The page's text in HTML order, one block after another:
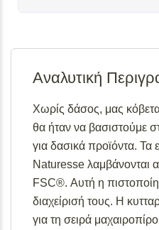
Διαθέσιμο κατόπιν
ημερομηνία εξόφλησης της
Σε απόθεμα (επιπλέον
παραγγελίας):Μερική
για αποστολή και το
την ημερομηνία εξόφλησης
Για περισσότερες
διαθεσιμότητες προϊόντων,
μαζί μας στο
Αναλυτική
Χωρίς δάσος, μας
θα ήταν να βασιστούμε
για δασικά προϊόντα. Τα
Naturesse λαμβάνονται
FSC®. Αυτή η
διαχείρισή τους. Η
για τη σειρά